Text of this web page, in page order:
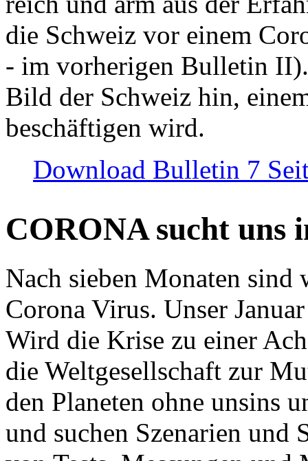
die Schweiz vor einem
- im vorherigen Bulletin
Bild der Schweiz hin,
beschäftigen wird.
Download Bulletin 7
CORONA sucht uns
Nach sieben Monaten
Corona Virus. Unser
Wird die Krise zu einer
die Weltgesellschaft zur
den Planeten ohne unsins
und suchen Szenarien und